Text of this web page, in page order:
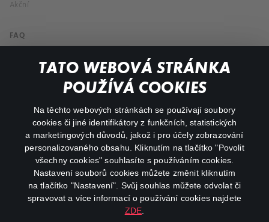
TATO WEBOVÁ STRÁNKA
POUŽÍVÁ COOKIES
Na těchto webových stránkách se používají soubory
cookies či jiné identifikátory z funkčních, statistických
a marketingových důvodů, jakož i pro účely zobrazování
personalizovaného obsahu. Kliknutím na tlačítko "Povolit
všechny cookies" souhlasíte s používáním cookies.
Nastavení souborů cookies můžete změnit kliknutím
na tlačítko "Nastavení". Svůj souhlas můžete odvolat či
spravovat a více informací o používání cookies najdete
ZDE
Akční
FAQ
Můj účet
Důležité odkazy
facebookinstagram
youtube